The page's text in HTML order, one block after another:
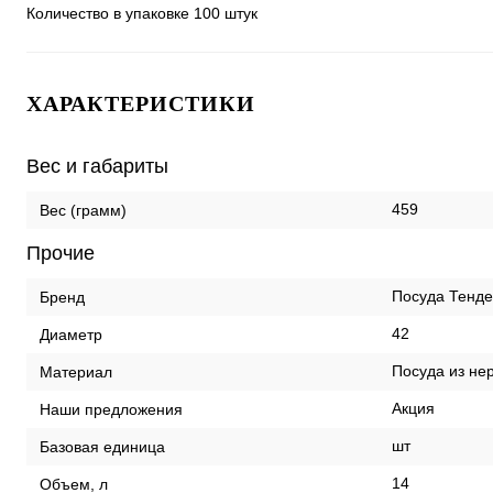
Количество в упаковке 100 штук
ХАРАКТЕРИСТИКИ
Вес и габариты
Вес (грамм) 459
Прочие
Бренд Посуда
Диаметр 42
Материал Посуда из
Наши предложения Акция
Базовая единица шт
Объем, л 14